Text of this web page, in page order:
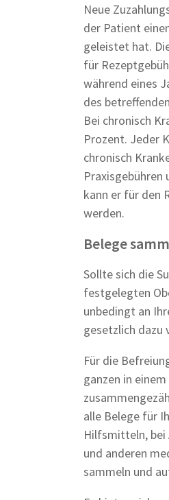
Neue
der Patient
geleistet hat.
für
während eines
des
Bei chronisch
Prozent. Jeder
chronisch
Praxisgebühren
kann er für den
werden.
Belege
Sollte sich die
festgelegten
unbedingt an
gesetzlich dazu
Für die
ganzen in
alle Belege für
Hilfsmitteln, bei
und anderen
sammeln und